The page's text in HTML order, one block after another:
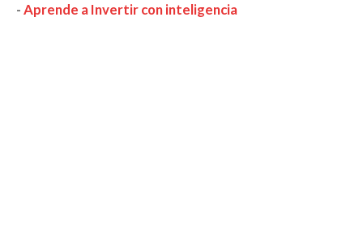
-Aprende a Invertir con inteligencia